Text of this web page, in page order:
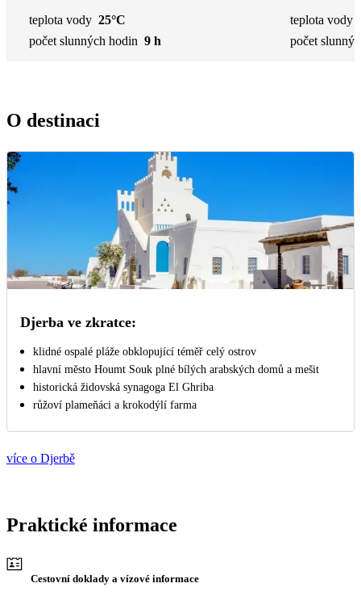
teplota vody 25°C
počet slunných hodin 9 h
teplota vody
počet
O destinaci
Djerba ve zkratce:
klidné ospalé pláže obklopující téměř celý ostrov
hlavní město Houmt Souk plné bílých arabských domů a mešit
historická židovská synagoga El Ghriba
růžoví plameňáci a krokodýlí farma
více o Djerbě
Praktické informace
Cestovní doklady a vízové informace